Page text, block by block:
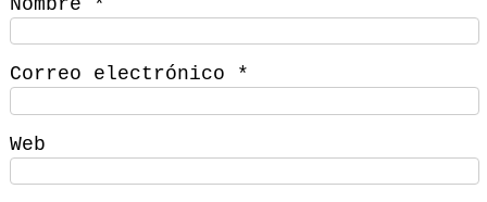
Correo electrónico *
Web